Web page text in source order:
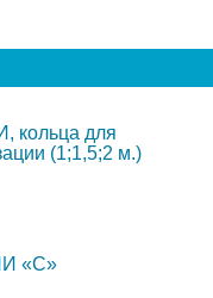
кольца для
(1;1,5;2 м.)
«C»